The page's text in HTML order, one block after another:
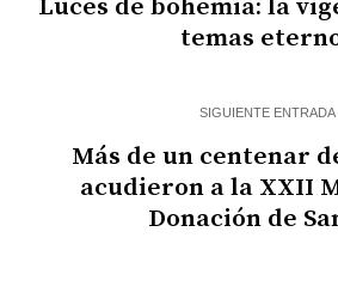
Luces de bohemia: la
temas
SIGUIENTE ENTRADA
Más de un centenar
acudieron a la XXII
Donación de